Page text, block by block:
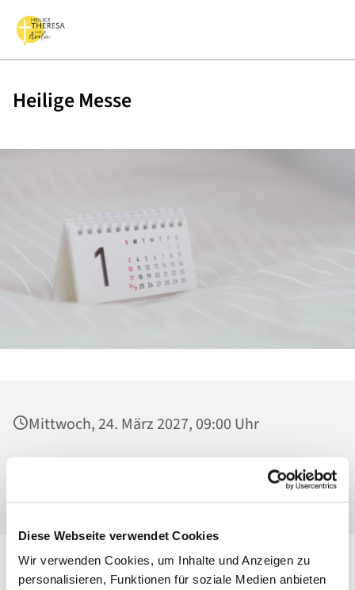
Diese Webseite verwendet Cookies
Wir verwenden Cookies, um Inhalte und Anzeigen zu
personalisieren, Funktionen für soziale Medien anbieten
Heilige Messe
Mittwoch, 24. März 2027, 09:00 Uhr
St. Georg, Kirche, Kissingenplatz, 13189